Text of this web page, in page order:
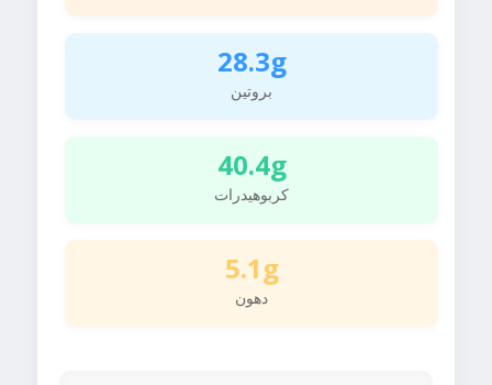
28.3g
بروتين
40.4g
كربوهيدرات
5.1g
دهون